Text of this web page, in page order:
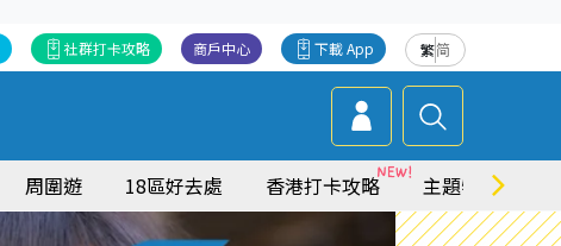
繁简
下載 App
商戶中心
社群打卡攻略
周圍遊 18區好去處 香港打卡攻略 主題特集